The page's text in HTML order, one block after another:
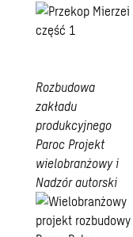
Wiślanej
Rozbudowa
zakładu
produkcyjnego
Paroc Projekt
wielobranżowy i
Nadzór autorski